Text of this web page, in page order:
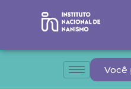
Você